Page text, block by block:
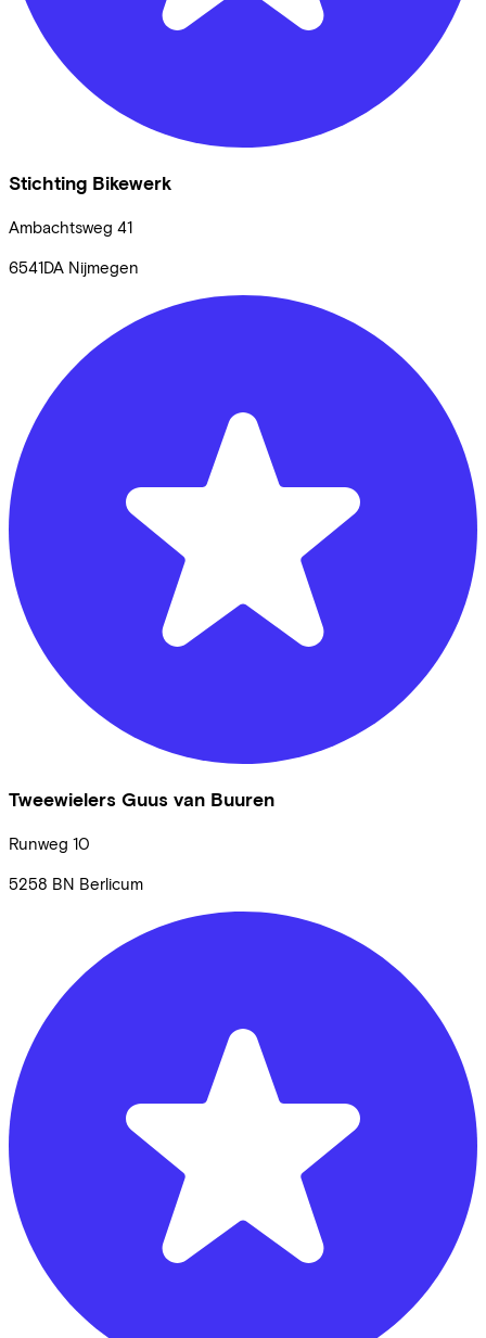
Stichting Bikewerk
Ambachtsweg 41
6541DA Nijmegen
Tweewielers Guus van Buuren
Runweg 10
5258 BN Berlicum